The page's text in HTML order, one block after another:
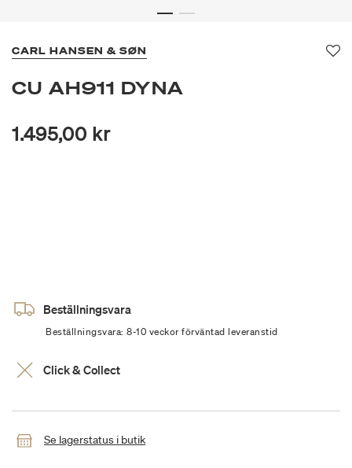
CARL HANSEN & SØN
CU AH911 DYNA
1.495,00 kr
Beställningsvara
Beställningsvara: 8-10 veckor förväntad leveranstid
Click & Collect
Se lagerstatus i butik